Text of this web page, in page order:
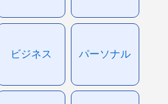
ビジネス パーソナル